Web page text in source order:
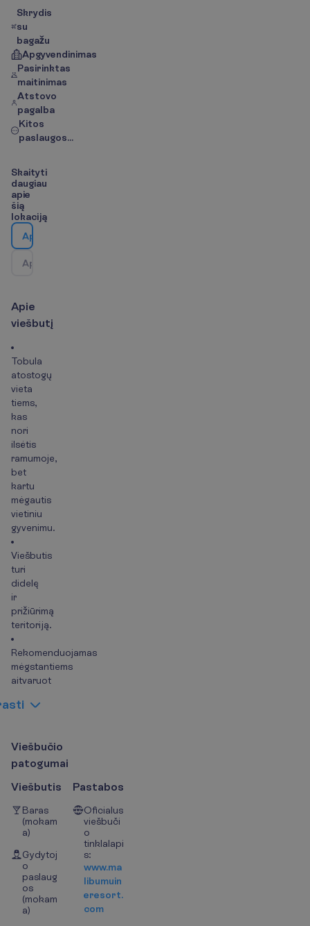
Skrydis
su
bagažu
Apgyvendinimas
Pasirinktas
maitinimas
Atstovo
pagalba
Kitos
paslaugos...
Skaityti
daugiau
apie
šią
lokaciją
Ap
Ap
Apie
viešbutį
Tobula
atostogų
vieta
tiems,
kas
nori
ilsėtis
ramumoje,
bet
kartu
mėgautis
vietiniu
gyvenimu.
Viešbutis
turi
didelę
ir
prižiūrimą
teritoriją.
Rekomenduojamas
mėgstantiems
aitvaruot
asti
Viešbučio
patogumai
Viešbutis
Baras
(mokam
a)
Gydytoj
o
paslaug
os
(mokam
a)
Pastabos
Oficialus
viešbuči
o
tinklalapi
s:
www.ma
libumuin
eresort.
com